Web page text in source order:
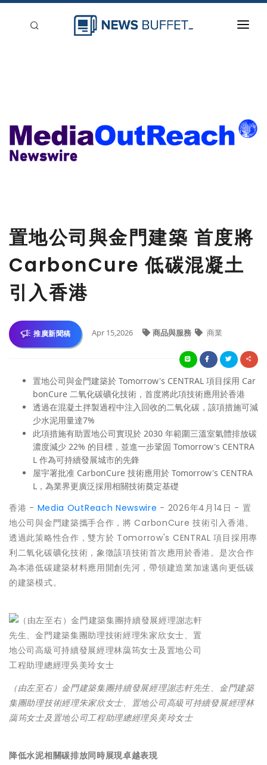
刊登
置地公司與金門建築 首度將
CarbonCure 低碳混凝土
引入香港
推廣新聞稿 Apr 15,2026 商品與服務 商業
置地公司與金門建築於 Tomorrow's CENTRAL 項目採用 Car
bonCure 二氧化碳礦化技術，首度將此項技術應用於香港
透過在混凝土拌製過程中注入回收的二氧化碳，該項措施可減
少水泥用量達7%
此項措施有助置地公司實現於 2030 年範圍三溫室氣體排放碳
濃度減少 22% 的目標，並進一步鞏固 Tomorrow's CENTRA
L 作為可持續發展城市的先鋒
屋宇署批准 CarbonCure 技術應用於 Tomorrow's CENTRA
L，為業界更廣泛採用相關技術奠定基礎
香港 - Media OutReach Newswire - 2026年4月14日 - 置
地公司與金門建築攜手合作，將 CarbonCure 技術引入香港。
透過此策略性合作，雙方於 Tomorrow's CENTRAL 項目採用專
利二氧化碳礦化技術，象徵該項技術首次應用於香港。是次合作
為本港低碳建築材料應用開創先河，帶領建造業加速邁向更低碳
的建築模式。
（由左至右）金門建築集團持續發展經理謝志軒先生、金門建築
集團助理技術經理朱家欣女士、置地公司高級可持續發展經理林
藹筠女士及置地公司工程助理總經理吳美玲女士
降低水泥相關碳排放同時展現卓越表現